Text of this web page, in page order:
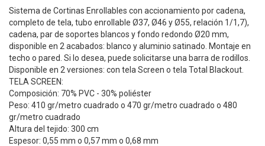
Sistema de Cortinas Enrollables con accionamiento por cadena,
completo de tela, tubo enrollable Ø37, Ø46 y Ø55, relación 1/1,7),
cadena, par de soportes blancos y fondo redondo Ø20 mm,
disponible en 2 acabados: blanco y aluminio satinado. Montaje en
techo o pared. Si lo desea, puede solicitarse una barra de rodillos.
Disponible en 2 versiones: con tela Screen o tela Total Blackout.
TELA SCREEN:
Composición: 70% PVC - 30% poliéster
Peso: 410 gr/metro cuadrado o 470 gr/metro cuadrado o 480
gr/metro cuadrado
Altura del tejido: 300 cm
Espesor: 0,55 mm o 0,57 mm o 0,68 mm